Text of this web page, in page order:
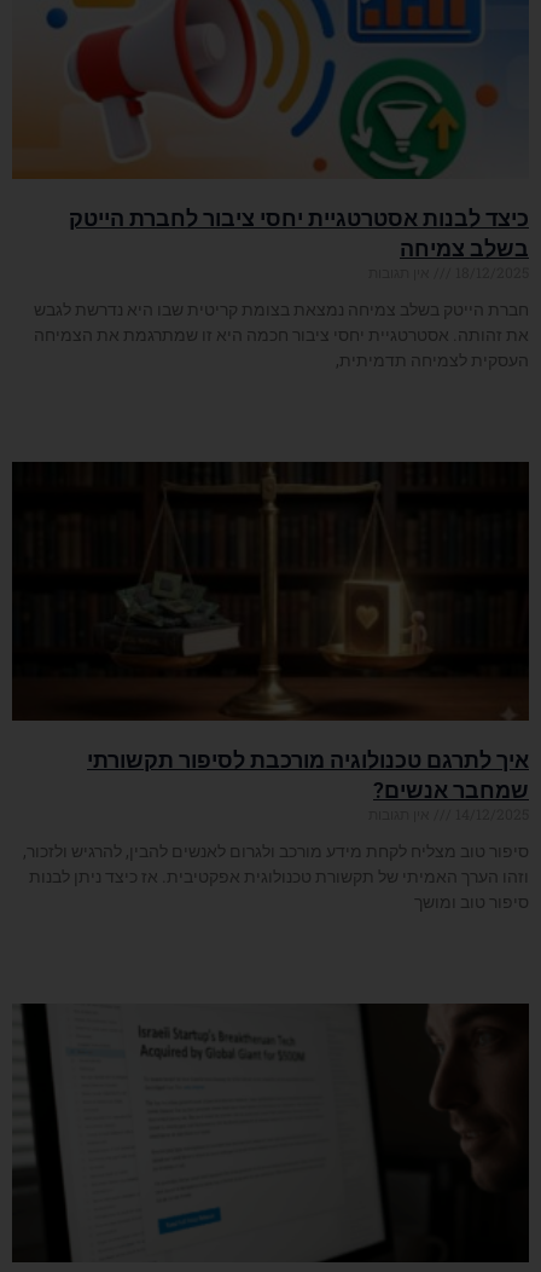
כיצד לבנות אסטרטגיית יחסי ציבור לחברת הייטק
בשלב צמיחה
חברת הייטק בשלב צמיחה נמצאת בצומת קריטית שבו היא נדרשת לגבש
את זהותה. אסטרטגיית יחסי ציבור חכמה היא זו שמתרגמת את הצמיחה
העסקית לצמיחה תדמיתית,
איך לתרגם טכנולוגיה מורכבת לסיפור תקשורתי
שמחבר אנשים?
סיפור טוב מצליח לקחת מידע מורכב ולגרום לאנשים להבין, להרגיש ולזכור,
וזהו הערך האמיתי של תקשורת טכנולוגית אפקטיבית. אז כיצד ניתן לבנות
סיפור טוב ומושך